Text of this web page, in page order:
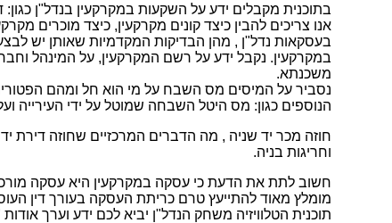
בתוכנית מקבלים ידע על השקעות במקרקעין בנדל"ן
אנו צריכים להבין כיצד קונים מקרקעין, כיצד מוכרים
בעסקאות נדל"ן , מהן הבדיקות המקדמיות שאותן יש
במקרקעין. נקבל ידע על רשם המקרקעין, על המינהל
משכנתא.
נסביר על המיסים מס השבח על מי הוא חל ומהם
הנוספים כגון: מס היטל השבחה שמוטל על ידי העירייה
חוזה מכר יד שניה , מה הדברים המרכזיים שחוזה דירת
וחריגות בניה.
חשוב לתת את הדעת כי עסקה במקרקעין היא עסקה
מומלץ מאוד להתייעץ טרם כריתת העסקה בעורך דין
תוכנית הטלוויזיה משחק הנדל"ן יביא לכם ידע וערך